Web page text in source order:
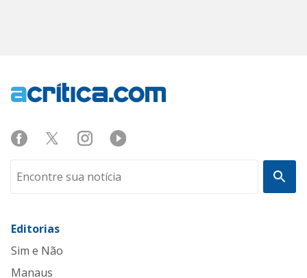
Editorias
Sim e Não
Manaus